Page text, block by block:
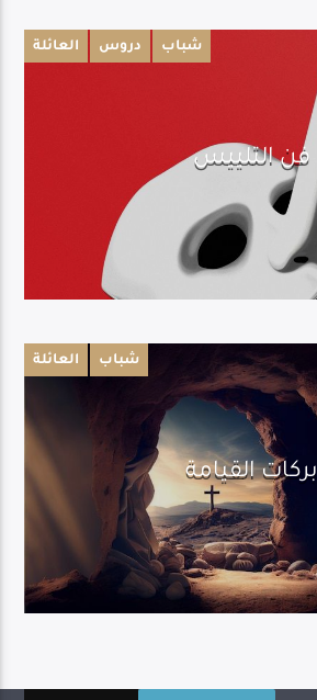
العائلة دروس شباب
فن التلييس
العائلة شباب
بركات القيامة